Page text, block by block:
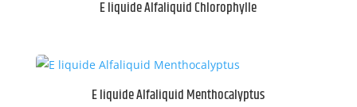
E liquide Alfaliquid Chlorophylle
E liquide Alfaliquid Menthocalyptus